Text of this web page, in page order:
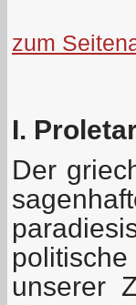
zum
I.
Der
unserer